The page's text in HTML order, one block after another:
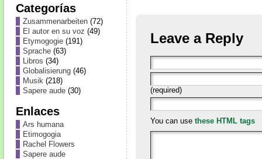
Categorías
Zusammenarbeiten(72)
El autor en su voz (49)
Etymogogie(191)
Sprache(63)
Libros (34)
Globalisierung(46)
Musik(218)
Sapere aude(30)
Enlaces
Ars humana
Etimogogia
Rachel Flowers
Sapere aude
Leave a Reply
(required)
You can use these HTML tags